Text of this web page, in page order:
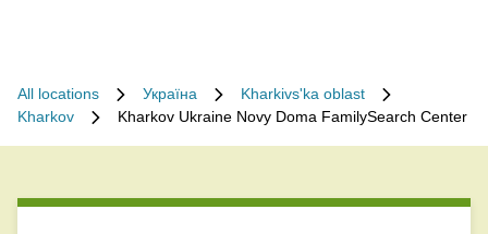
All locations Україна
Kharkivs'ka oblast
Kharkov
Kharkov Ukraine Novy Doma FamilySearch Center